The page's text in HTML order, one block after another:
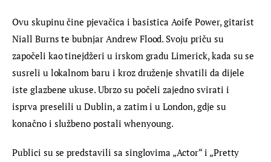
Ovu skupinu čine pjevačica i basistica Aoife Power, gitarist
Niall Burns te bubnjar Andrew Flood. Svoju priču su
započeli kao tinejdžeri u irskom gradu Limerick, kada su se
susreli u lokalnom baru i kroz druženje shvatili da dijele
iste glazbene ukuse. Ubrzo su počeli zajedno svirati i
isprva preselili u Dublin, a zatim i u London, gdje su
konačno i službeno postali whenyoung.
Publici su se predstavili sa singlovima „Actor“ i „Pretty